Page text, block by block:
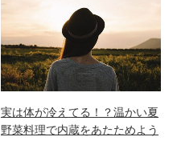
実は体が冷えてる！？温かい夏
野菜料理で内蔵をあたためよう